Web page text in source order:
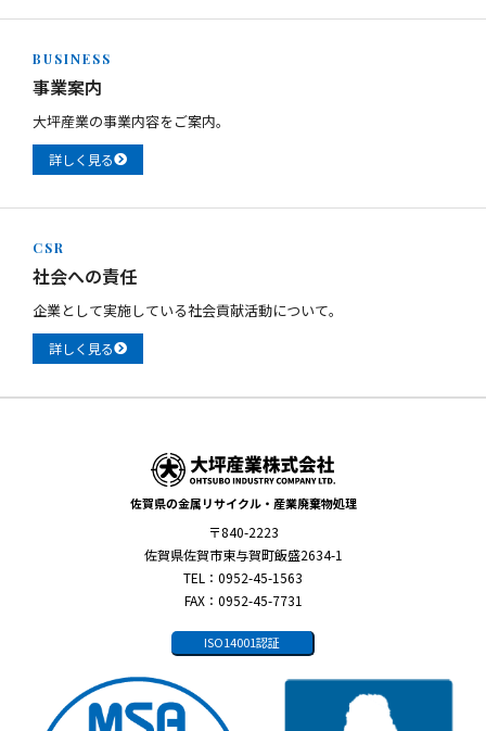
BUSINESS
事業案内
大坪産業の事業内容をご案内。
詳しく見る
CSR
社会への責任
企業として実施している社会貢献活動について。
詳しく見る
佐賀県の金属リサイクル・産業廃棄物処理
〒840-2223
佐賀県佐賀市東与賀町飯盛2634-1
TEL：0952-45-1563
FAX：0952-45-7731
ISO14001認証